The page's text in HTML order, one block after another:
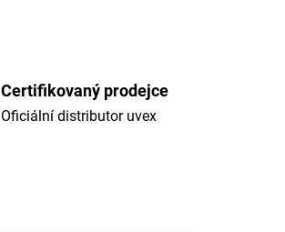
Certifikovaný prodejce
Oficiální distributor uvex